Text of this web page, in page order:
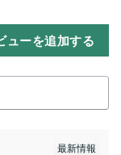
ューを追加する